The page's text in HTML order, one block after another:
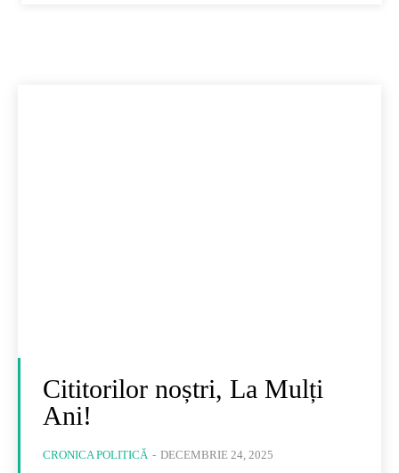
Cititorilor noștri, La Mulți
Ani!
CRONICA POLITICĂ - DECEMBRIE 24, 2025